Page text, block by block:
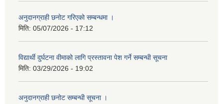
अनुदानग्राही छनोट गरिएको सम्बन्धमा ।
मिति: 05/07/2026 - 17:12
विद्यार्थी दुर्घटना वीमाको लागि प्रस्तावना पेश गर्ने सम्बन्धी सूचना
मिति: 03/29/2026 - 19:02
अनुदानग्राही छनोट सम्बन्धी सूचना ।